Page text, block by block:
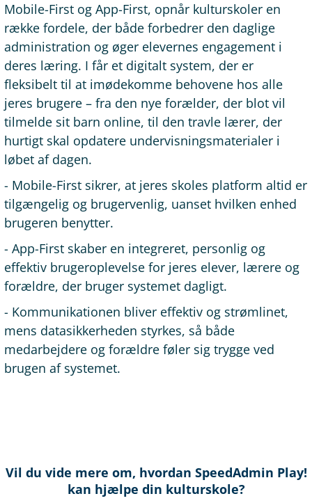
Mobile-First og App-First, opnår kulturskoler en
række fordele, der både forbedrer den daglige
administration og øger elevernes engagement i
deres læring. I får et digitalt system, der er
fleksibelt til at imødekomme behovene hos alle
jeres brugere – fra den nye forælder, der blot vil
tilmelde sit barn online, til den travle lærer, der
hurtigt skal opdatere undervisningsmaterialer i
løbet af dagen.
- Mobile-First sikrer, at jeres skoles platform altid er
tilgængelig og brugervenlig, uanset hvilken enhed
brugeren benytter.
- App-First skaber en integreret, personlig og
effektiv brugeroplevelse for jeres elever, lærere og
forældre, der bruger systemet dagligt.
- Kommunikationen bliver effektiv og strømlinet,
mens datasikkerheden styrkes, så både
medarbejdere og forældre føler sig trygge ved
brugen af systemet.
Vil du vide mere om, hvordan SpeedAdmin Play!
kan hjælpe din kulturskole?